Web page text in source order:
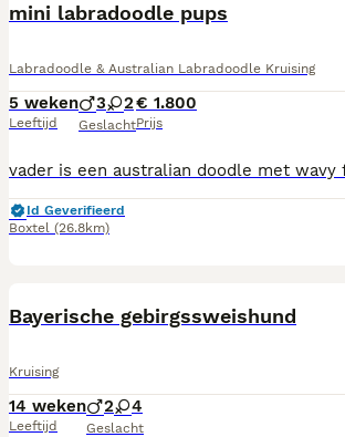
mini labradoodle pups
Labradoodle & Australian Labradoodle Kruising
5 weken
Leeftijd
3 2
Geslacht
€ 1.800
Prijs
Id Geverifieerd
Boxtel (26.8km)
Bayerische gebirgssweishund
Kruising
14 weken
Leeftijd
2 4
Geslacht